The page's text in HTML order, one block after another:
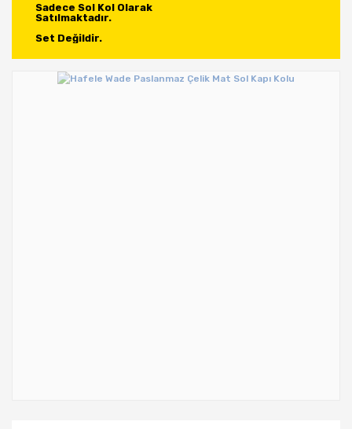
Sadece Sol Kol Olarak
Satılmaktadır.
Set Değildir.